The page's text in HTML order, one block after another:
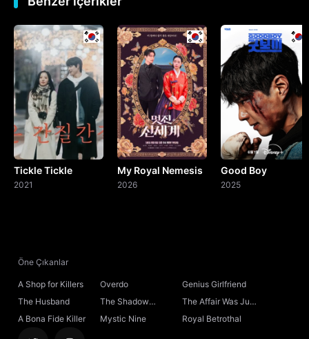
16. Bölüm Final
Tickle Tickle
2021
My Royal Nemesis
2026
Good Boy
2025
Öne Çıkanlar
A Shop for Killers Overdo
Genius Girlfriend
The Husband
The Shadow
Sovereign
The Affair Was Just
the Beginning
A Bona Fide Killer Mystic Nine Royal Betrothal